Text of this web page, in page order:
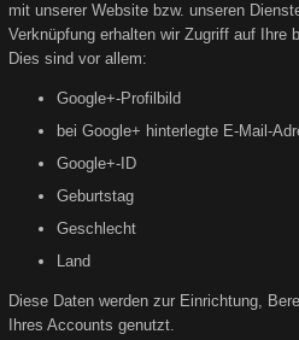
mit unserer Website bzw. unseren
Verknüpfung erhalten wir Zugriff auf Ihre
Dies sind vor allem:
Google+-Profilbild
bei Google+ hinterlegte E-Mail-
Google+-ID
Geburtstag
Geschlecht
Land
Diese Daten werden zur Einrichtung,
Ihres Accounts genutzt.